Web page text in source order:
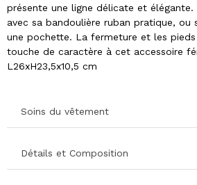
présente une ligne délicate et
avec sa bandoulière ruban pratique, ou
une pochette. La fermeture et les
touche de caractère à cet accessoire
L26xH23,5x10,5 cm
Soins du vêtement
Détails et Composition